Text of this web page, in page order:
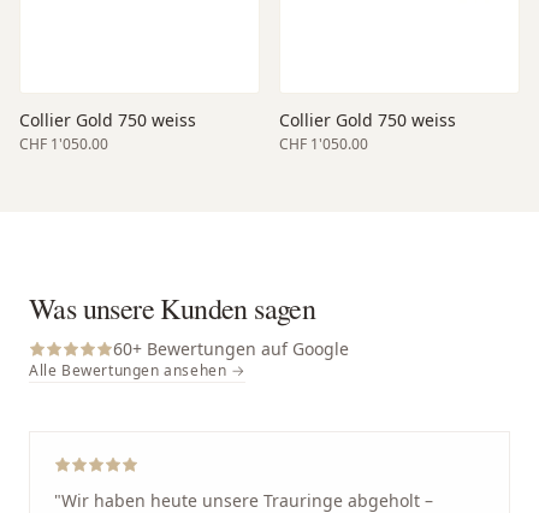
Collier Gold 750 weiss
CHF 1'050.00
Collier Gold 750 weiss
CHF 1'050.00
Was unsere Kunden sagen
60+ Bewertungen auf Google
Alle Bewertungen ansehen →
"Wir haben heute unsere Trauringe abgeholt –